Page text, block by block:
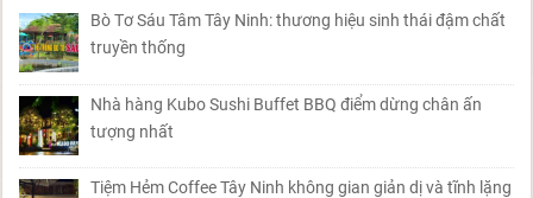
Bò Tơ Sáu Tâm Tây Ninh: thương hiệu sinh thái đậm chất
truyền thống
Nhà hàng Kubo Sushi Buffet BBQ điểm dừng chân ấn
tượng nhất
Tiệm Hẻm Coffee Tây Ninh không gian giản dị và tĩnh lặng